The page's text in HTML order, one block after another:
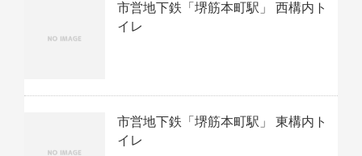
市営地下鉄「堺筋本町駅」 西構内ト
イレ
市営地下鉄「堺筋本町駅」 東構内ト
イレ